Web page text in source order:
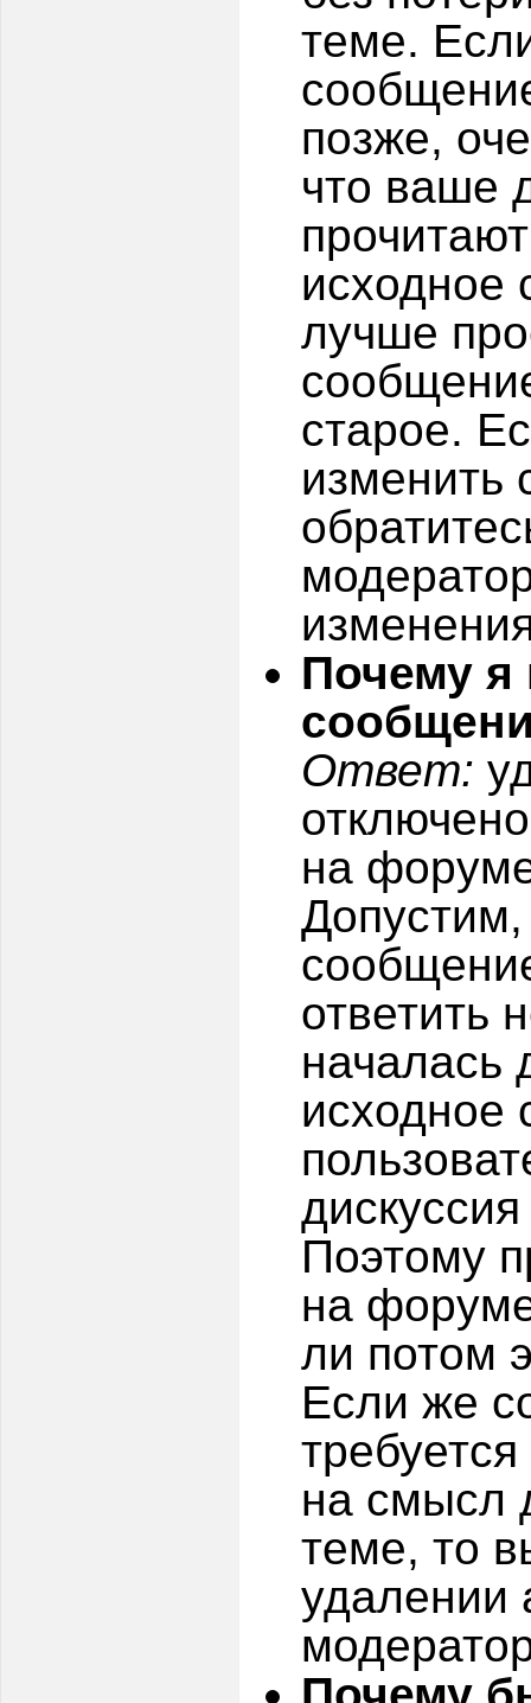
теме.
позже,
что ваше
исходное
лучше
старое.
изменить
Почему я
Ответ:
на
ответить
началась
исходное
Поэтому
на
ли потом
Если же
на смысл
теме, то
удалении